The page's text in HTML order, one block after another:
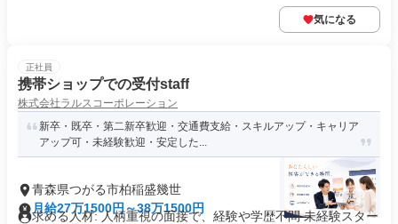
気になる
正社員
携帯ショップでの受付staff
株式会社ラルスコーポレーション
新卒・既卒・第二新卒歓迎・交通費支給・スキルアップ・キャリア
アップ可・未経験歓迎・安定した...
青森県つがる市柏稲盛幾世
月給27万1500円～38万1500円
求める人材: 人柄重視の面接で、経験や学歴不問 未経験スター